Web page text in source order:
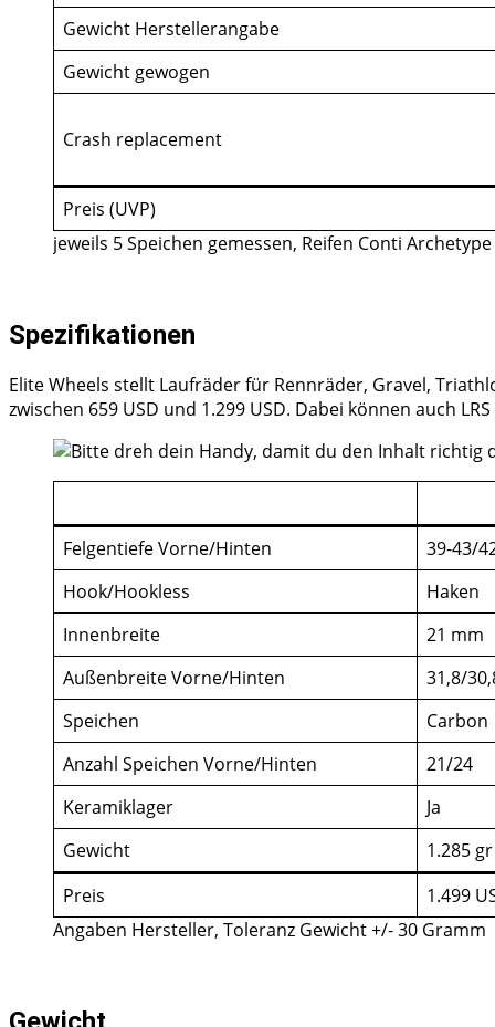
Gewicht Herstellerangabe
Gewicht gewogen
Crash replacement
Preis (UVP)
jeweils 5 Speichen gemessen, Reifen Conti
Spezifikationen
Elite Wheels stellt Laufräder für Rennräder, Gravel,
zwischen 659 USD und 1.299 USD. Dabei können auch
Felgentiefe Vorne/Hinten
39-43/
Hook/Hookless
Haken
Innenbreite
21 mm
Außenbreite Vorne/Hinten
31,8/
Speichen
Carbon
Anzahl Speichen Vorne/Hinten
21/24
Keramiklager
Ja
Gewicht
1.285 gr
Preis
1.499
Angaben Hersteller, Toleranz Gewicht +/- 30 Gramm